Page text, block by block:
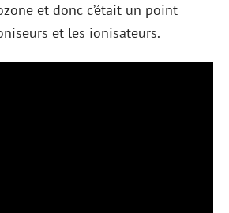
et donc c’était un point
et les ionisateurs.